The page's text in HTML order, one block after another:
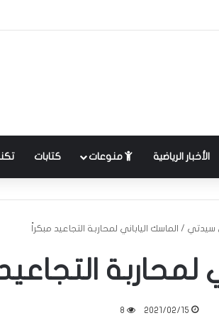
الأخبار الرياضية منوعات كتابات
سيدتي / الماسك الياباني لمحاربة التجاعيد مبكراً
لمحاربة
2021/02/15
8